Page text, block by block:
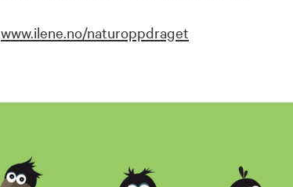
www.ilene.no/naturoppdraget